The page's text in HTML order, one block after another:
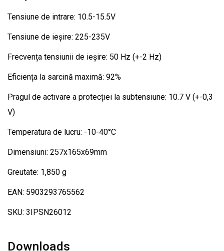
Tensiune de intrare: 10.5-15.5V
Tensiune de ieșire: 225-235V
Frecvența tensiunii de ieșire: 50 Hz (+-2 Hz)
Eficiența la sarcină maximă: 92%
Pragul de activare a protecției la subtensiune: 10.7 V (+-0,3
V)
Temperatura de lucru: -10-40°C
Dimensiuni: 257x165x69mm
Greutate: 1,850 g
EAN: 5903293765562
SKU: 3IPSN26012
Downloads